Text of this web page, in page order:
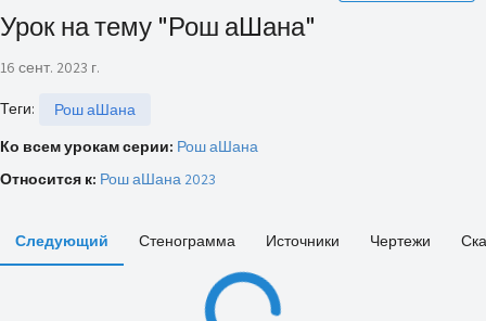
Урок на тему "Рош аШана"
16 сент. 2023 г.
Теги:
Рош аШана
Ко всем урокам серии: Рош аШана
Относится к: Рош аШана 2023
Следующий Стенограмма Источники Чертежи